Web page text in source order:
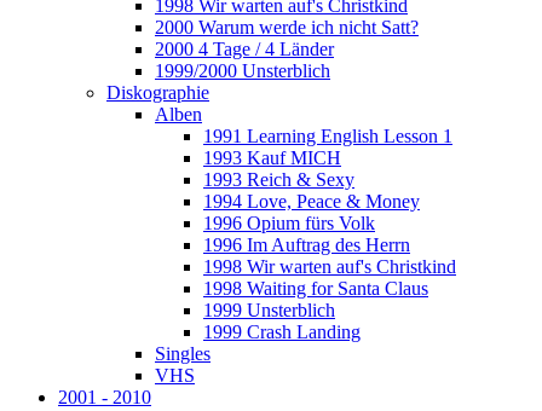
1998 Wir warten auf's Christkind
2000 Warum werde ich nicht Satt?
2000 4 Tage / 4 Länder
1999/2000 Unsterblich
Diskographie
Alben
1991 Learning English Lesson 1
1993 Kauf MICH
1993 Reich & Sexy
1994 Love, Peace & Money
1996 Opium fürs Volk
1996 Im Auftrag des Herrn
1998 Wir warten auf's Christkind
1998 Waiting for Santa Claus
1999 Unsterblich
1999 Crash Landing
Singles
VHS
2001 - 2010